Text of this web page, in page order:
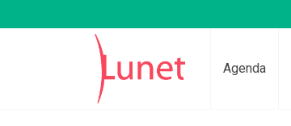
Agenda
Lees voor